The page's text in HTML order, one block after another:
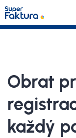
O nás
Obrat
každý